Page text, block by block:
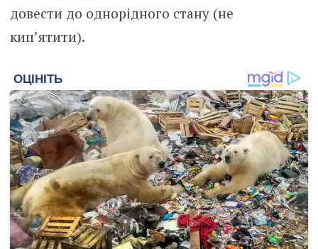
довести до однорідного стану (не
кип’ятити).